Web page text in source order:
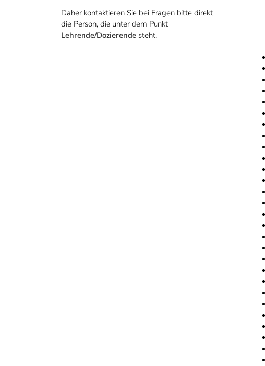
Daher kontaktieren Sie bei Fragen bitte direkt
die Person, die unter dem Punkt
Lehrende/Dozierende steht.